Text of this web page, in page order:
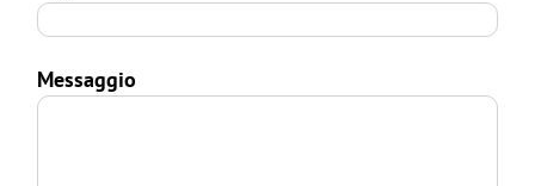
Messaggio